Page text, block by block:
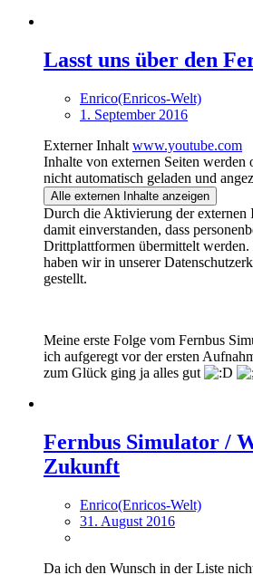
Lasst uns über den
Enrico(Enricos-Welt)
1. September 2016
Externer Inhalt www.youtube.com
Inhalte von externen Seiten werden
nicht automatisch geladen und
Alle externen Inhalte anzeigen
Durch die Aktivierung der externen
damit einverstanden, dass
Drittplattformen übermittelt
haben wir in unserer
gestellt.
Meine erste Folge vom Fernbus
ich aufgeregt vor der ersten
zum Glück ging ja alles gut
Fernbus Simulator /
Zukunft
Enrico(Enricos-Welt)
31. August 2016
Da ich den Wunsch in der Liste